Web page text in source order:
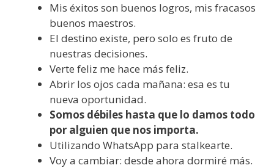
Mis éxitos son buenos logros, mis fracasos
buenos maestros.
El destino existe, pero solo es fruto de
nuestras decisiones.
Verte feliz me hace más feliz.
Abrir los ojos cada mañana: esa es tu
nueva oportunidad.
Somos débiles hasta que lo damos todo
por alguien que nos importa.
Utilizando WhatsApp para stalkearte.
Voy a cambiar: desde ahora dormiré más.